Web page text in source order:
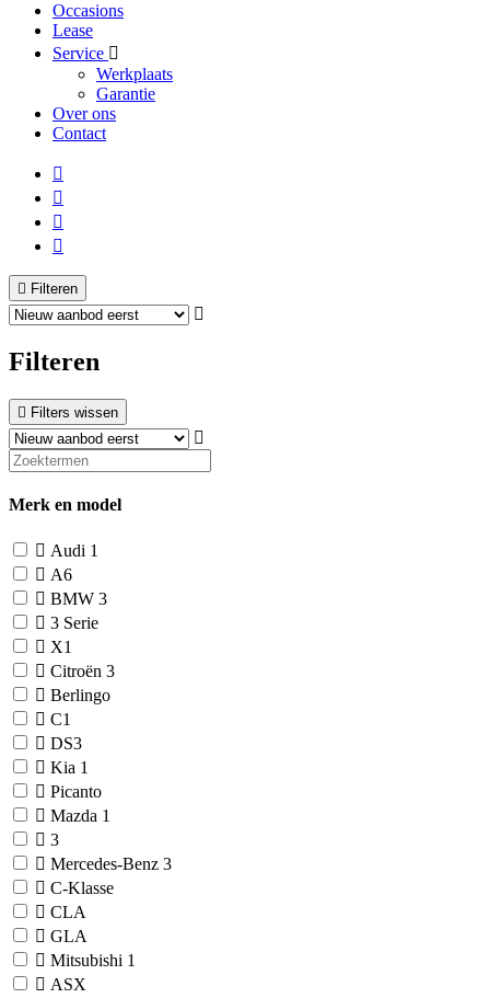
Occasions
Lease
Service
Werkplaats
Garantie
Over ons
Contact
Filteren
Filteren
Filters wissen
Merk en model
Audi 1
A6
BMW 3
3 Serie
X1
Citroën 3
Berlingo
C1
DS3
Kia 1
Picanto
Mazda 1
3
Mercedes-Benz 3
C-Klasse
CLA
GLA
Mitsubishi 1
ASX